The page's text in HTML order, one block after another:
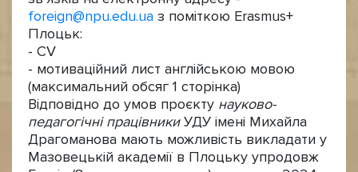
foreign@npu.edu.ua з поміткою Erasmus+
Плоцьк:
- CV
- мотиваційний лист англійською мовою
(максимальний обсяг 1 сторінка)
Відповідно до умов проєкту науково-
педагогічні працівникиУДУ імені Михайла
Драгоманова мають можливість викладати у
Мазовецькій академії в Плоцьку упродовж